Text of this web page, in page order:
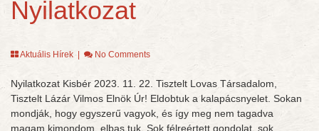
Nyilatkozat
Aktuális Hírek No Comments
Nyilatkozat Kisbér 2023. 11. 22. Tisztelt Lovas Társadalom,
Tisztelt Lázár Vilmos Elnök Úr! Eldobtuk a kalapácsnyelet. Sokan
mondják, hogy egyszerű vagyok, és így meg nem tagadva
magam kimondom, elbas.tuk. Sok félreértett gondolat, sok